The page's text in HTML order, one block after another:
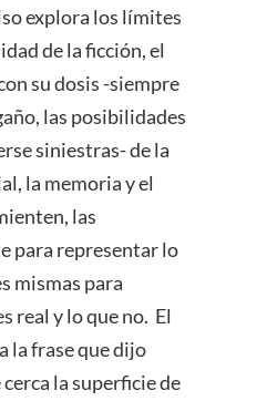
explora los límites
de la ficción, el
su dosis -siempre
las posibilidades
siniestras- de la
la memoria y el
las
para representar lo
mismas para
real y lo que no. El
la frase que dijo
la superficie de